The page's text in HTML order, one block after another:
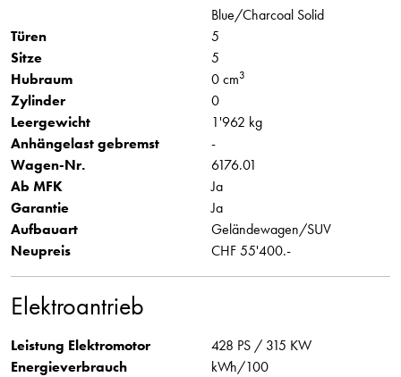
Blue/Charcoal Solid
Türen
5
Sitze
5
Hubraum
0 cm3
Zylinder
0
Leergewicht
1'962 kg
Anhängelast gebremst
-
Wagen-Nr.
6176.01
Ab MFK
Ja
Garantie
Ja
Aufbauart
Geländewagen/SUV
Neupreis
CHF 55'400.-
Elektroantrieb
Leistung Elektromotor
428 PS / 315 KW
Energieverbrauch
kWh/100